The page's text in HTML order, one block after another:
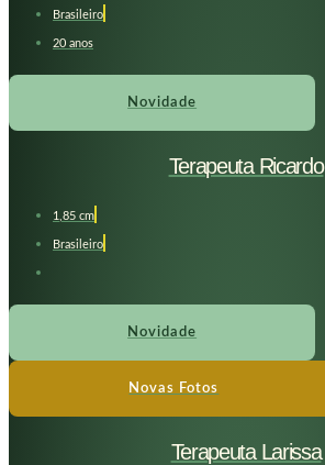
Brasileiro
20 anos
Novidade
Terapeuta Ricardo
1,85 cm
Brasileiro
Novidade
Novas Fotos
Terapeuta Larissa